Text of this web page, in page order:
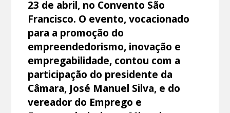
23 de abril, no Convento São
Francisco. O evento, vocacionado
para a promoção do
empreendedorismo, inovação e
empregabilidade, contou com a
participação do presidente da
Câmara, José Manuel Silva, e do
vereador do Emprego e